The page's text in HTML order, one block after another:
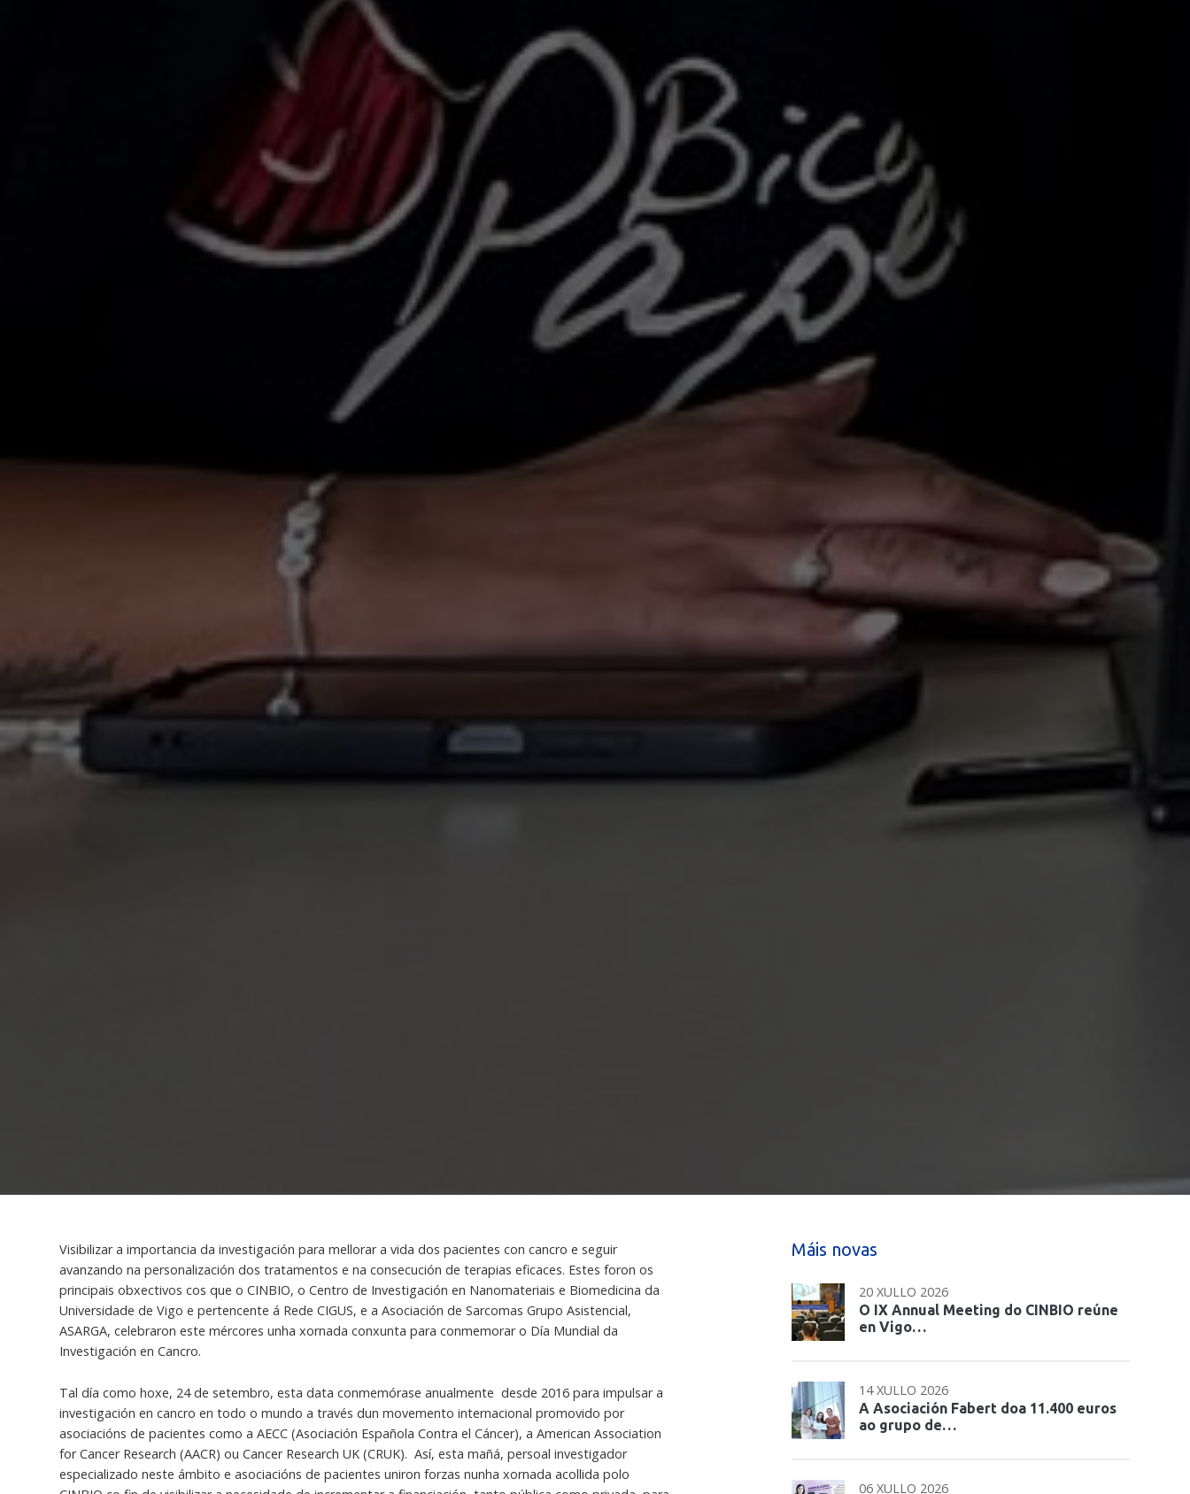
Visibilizar a importancia da investigación para mellorar a vida dos pacientes con cancro e seguir
avanzando na personalización dos tratamentos e na consecución de terapias eficaces. Estes foron os
principais obxectivos cos que o CINBIO, o Centro de Investigación en Nanomateriais e Biomedicina da
Universidade de Vigo e pertencente á Rede CIGUS, e a Asociación de Sarcomas Grupo Asistencial,
ASARGA, celebraron este mércores unha xornada conxunta para conmemorar o Día Mundial da
Investigación en Cancro.
Tal día como hoxe, 24 de setembro, esta data conmemórase anualmente desde 2016 para impulsar a
investigación en cancro en todo o mundo a través dun movemento internacional promovido por
asociacións de pacientes como a AECC (Asociación Española Contra el Cáncer), a American Association
for Cancer Research (AACR) ou Cancer Research UK (CRUK). Así, esta mañá, persoal investigador
especializado neste ámbito e asociacións de pacientes uniron forzas nunha xornada acollida polo
Máis novas
20 XULLO 2026
O IX Annual Meeting do CINBIO reúne
en Vigo…
14 XULLO 2026
A Asociación Fabert doa 11.400 euros
ao grupo de…
06 XULLO 2026